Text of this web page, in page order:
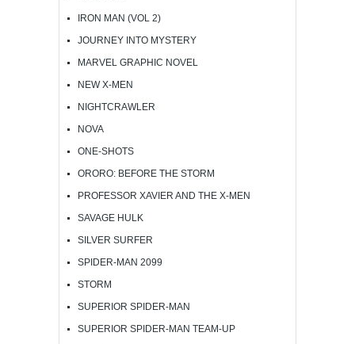
IRON MAN (VOL 2)
JOURNEY INTO MYSTERY
MARVEL GRAPHIC NOVEL
NEW X-MEN
NIGHTCRAWLER
NOVA
ONE-SHOTS
ORORO: BEFORE THE STORM
PROFESSOR XAVIER AND THE X-MEN
SAVAGE HULK
SILVER SURFER
SPIDER-MAN 2099
STORM
SUPERIOR SPIDER-MAN
SUPERIOR SPIDER-MAN TEAM-UP